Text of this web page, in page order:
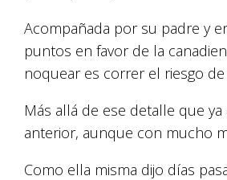
Acompañada por su padre y
puntos en favor de la
noquear es correr el riesgo de
Más allá de ese detalle que
anterior, aunque con mucho
Como ella misma dijo días